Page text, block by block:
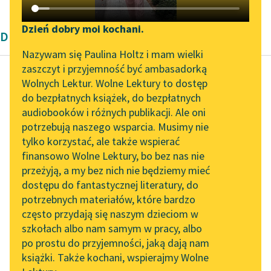
Katalog DAISY
Podkasty o książkach
Zgłoś brak utworu
Aktualności
Zapraszamy na spotkanie
online z tłumaczkami
literatury skandynawskiej
Spotkanie z Katarzyną
Tunkiel w Oslo
Wolne Lektury na 32.
Pol’and’Rock Festivalu
„Kochanek Lady
Chatterley” do słuchania
na Wolnych Lekturach
Nowy audiobook –
Narzędzia
Mapa Wolnych Lektur
Leśmianator
Przewodnik dla piszących i
czytających
API
OAI-PMH
Widget Wolnych Lektur
Przypisy
Dzień dobry moi kochani.
Nazywam się Paulina Holtz i mam wielki
zaszczyt i przyjemność być ambasadorką
Wolnych Lektur. Wolne Lektury to dostęp
do bezpłatnych książek, do bezpłatnych
audiobooków i różnych publikacji. Ale oni
potrzebują naszego wsparcia. Musimy nie
tylko korzystać, ale także wspierać
finansowo Wolne Lektury, bo bez nas nie
przeżyją, a my bez nich nie będziemy mieć
dostępu do fantastycznej literatury, do
potrzebnych materiałów, które bardzo
często przydają się naszym dzieciom w
szkołach albo nam samym w pracy, albo
po prostu do przyjemności, jaką dają nam
książki. Także kochani, wspierajmy Wolne
Dramat romantyczny Romantyzm
Zygmunt Krasiński
Irydion
Na co próśb i żalów
tyle. — Zdarzało się za
dawnych czasów, że
można było śmiercią...
Czytaj więcej